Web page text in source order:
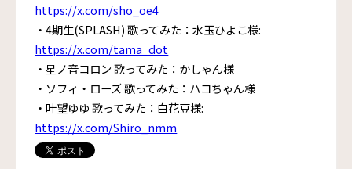
https://x.com/sho_oe4
・4期生(SPLASH) 歌ってみた：水玉ひよこ様:
https://x.com/tama_dot
・星ノ音コロン 歌ってみた：かしゃん様
・ソフィ・ローズ 歌ってみた：ハコちゃん様
・叶望ゆゆ 歌ってみた：白花豆様:
https://x.com/Shiro_nmm